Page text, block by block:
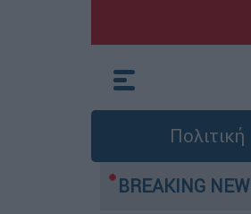
Πολιτική
BREAKING
στην